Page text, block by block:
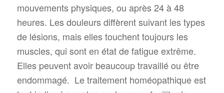
mouvements physiques, ou après 24 à 48
heures. Les douleurs diffèrent suivant les types
de lésions, mais elles touchent toujours les
muscles, qui sont en état de fatigue extrême.
Elles peuvent avoir beaucoup travaillé ou être
endommagé. Le traitement homéopathique est